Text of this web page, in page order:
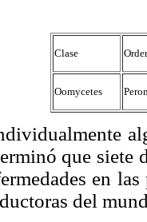
Clase
Oomycetes
que siete
en
del